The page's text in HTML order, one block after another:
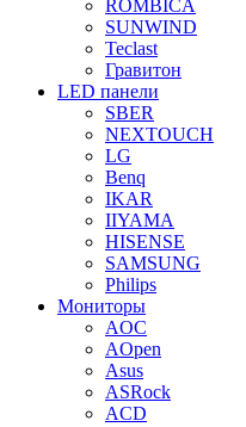
ROMBICA
SUNWIND
Teclast
Гравитон
LED панели
SBER
NEXTOUCH
LG
Benq
IKAR
IIYAMA
HISENSE
SAMSUNG
Philips
Мониторы
AOC
AOpen
Asus
ASRock
ACD